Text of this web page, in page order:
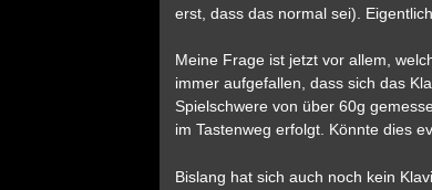
erst, dass das normal sei).
Meine Frage ist jetzt vor allem,
immer aufgefallen, dass sich das
Spielschwere von über 60g
im Tastenweg erfolgt. Könnte dies
Bislang hat sich auch noch kein